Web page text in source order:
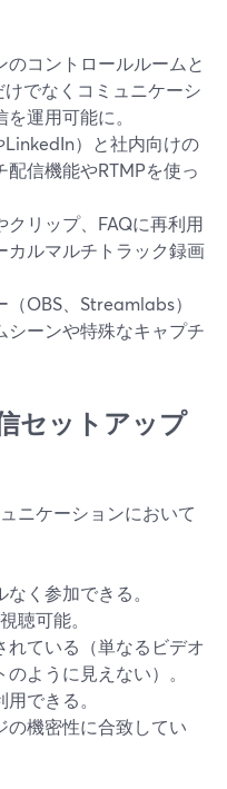
コントロールルームと
でなくコミュニケーシ
運用可能に。
LinkedIn）と社内向けの
信機能やRTMPを使っ
リップ、FAQに再利用
カルマルチトラック録画
OBS、Streamlabs）
シーンや特殊なキャプチ
セットアップ
ニケーションにおいて
く参加できる。
聴可能。
ている（単なるビデオ
ように見えない）。
できる。
の機密性に合致してい